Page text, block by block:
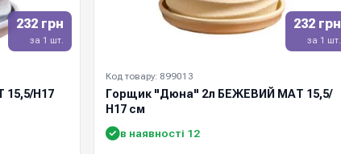
232 грн
за 1 шт.
15,5/Н17
232 грн
за 1 шт.
Код товару: 899013
Горщик "Дюна" 2л БЕЖЕВИЙ МАТ 15,5/
Н17 см
в наявності 12